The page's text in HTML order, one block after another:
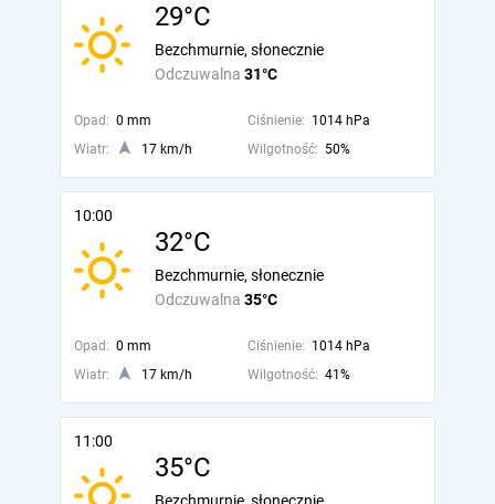
29°C
Odczuwalna 31°C
Bezchmurnie, słonecznie
Opad: 0 mm Ciśnienie: 1014 hPa
Wiatr:
17 km/h Wilgotność: 50%
10:00
32°C
Odczuwalna 35°C
Bezchmurnie, słonecznie
Opad: 0 mm Ciśnienie: 1014 hPa
Wiatr:
17 km/h Wilgotność: 41%
11:00
35°C